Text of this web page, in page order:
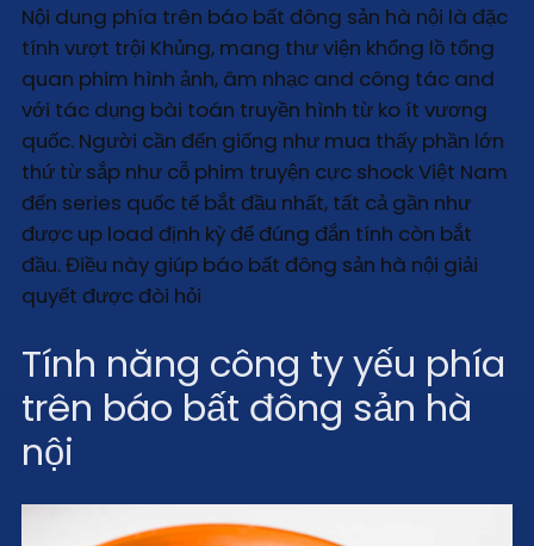
Nội dung phía trên báo bất đông sản hà nội là đặc
tính vượt trội Khủng, mang thư viện khổng lồ tổng
quan phim hình ảnh, âm nhạc and công tác and
với tác dụng bài toán truyền hình từ ko ít vương
quốc. Người cần đến giống như mua thấy phần lớn
thứ từ sắp như cỗ phim truyện cực shock Việt Nam
đến series quốc tế bắt đầu nhất, tất cả gần như
được up load định kỳ để đúng đắn tính còn bắt
đầu. Điều này giúp báo bất đông sản hà nội giải
quyết được đòi hỏi
Tính năng công ty yếu phía
trên báo bất đông sản hà
nội